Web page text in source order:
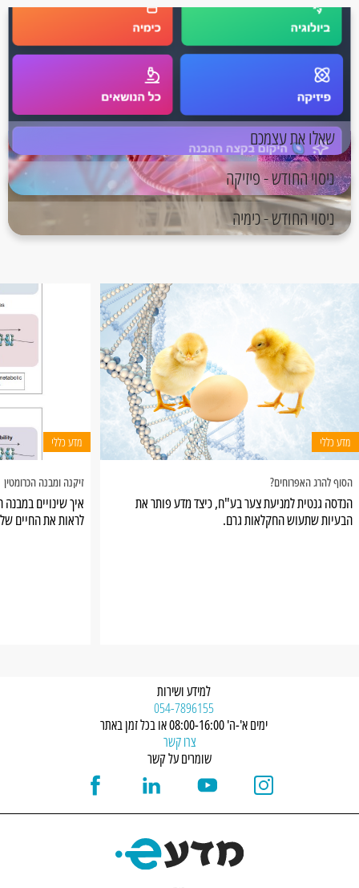
שאלו את עצמכם
ניסוי החודש - פיזיקה
ניסוי החודש - כימיה
מדע כללי
הסוף להרג האפרוחים?
הנדסה גנטית למניעת צער בע"ח, כיצד מדע פותר את
הבעיות שתעוש החקלאות גרם.
מדע כללי
זיקנה ומבנה הכרומטין
לראות את החיים
למידע ושירות
054-7896155
ימים א'-ה' 08:00-16:00 או בכל זמן באתר
צרו קשר
שומרים על קשר